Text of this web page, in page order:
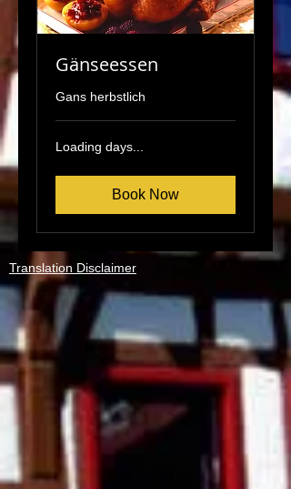
Gänseessen
Gans herbstlich
Loading days...
Book Now
Translation Disclaimer